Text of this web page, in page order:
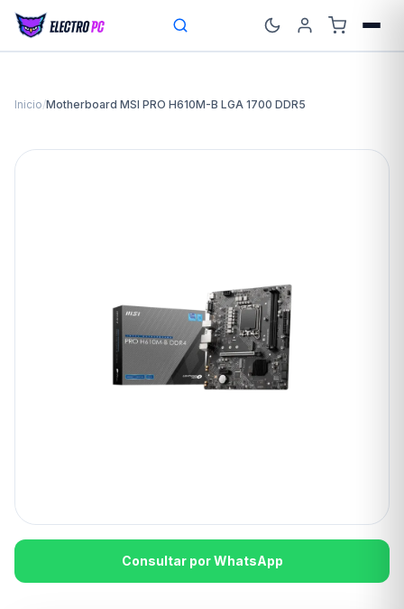
Inicio/Motherboard MSI PRO H610M-B LGA 1700 DDR5
Consultar por WhatsApp